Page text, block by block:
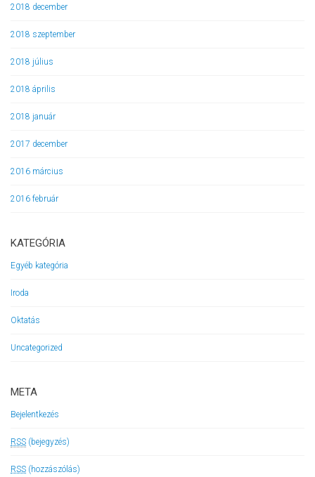
2018 december
2018 szeptember
2018 július
2018 április
2018 január
2017 december
2016 március
2016 február
KATEGÓRIA
Egyéb kategória
Iroda
Oktatás
Uncategorized
META
Bejelentkezés
RSS (bejegyzés)
RSS (hozzászólás)